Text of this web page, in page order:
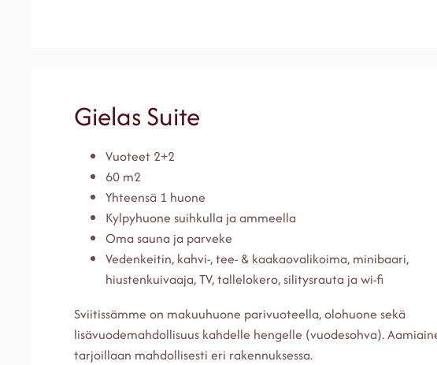
Gielas Suite
Vuoteet 2+2
60 m2
Yhteensä 1 huone
Kylpyhuone suihkulla ja ammeella
Oma sauna ja parveke
Vedenkeitin, kahvi-, tee- & kaakaovalikoima, minibaari,
hiustenkuivaaja, TV, tallelokero, silitysrauta ja wi-fi
Sviitissämme on makuuhuone parivuoteella, olohuone sekä
lisävuodemahdollisuus kahdelle hengelle (vuodesohva).
tarjoillaan mahdollisesti eri rakennuksessa.